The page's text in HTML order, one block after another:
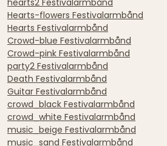
Hearts-flowers Festivalarmbånd
Hearts Festivalarmbånd
Crowd-blue Festivalarmbånd
Crowd-pink Festivalarmbånd
party2 Festivalarmbånd
Death Festivalarmbånd
Guitar Festivalarmbånd
crowd_black Festivalarmbånd
crowd_white Festivalarmbånd
music_beige Festivalarmbånd
music_sand Festivalarmbånd